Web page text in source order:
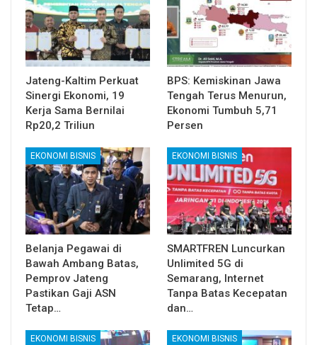
Jateng-Kaltim Perkuat
Sinergi Ekonomi, 19
Kerja Sama Bernilai
Rp20,2 Triliun
BPS: Kemiskinan Jawa
Tengah Terus Menurun,
Ekonomi Tumbuh 5,71
Persen
EKONOMI BISNIS
Belanja Pegawai di
Bawah Ambang Batas,
Pemprov Jateng
Pastikan Gaji ASN
Tetap…
EKONOMI BISNIS
SMARTFREN Luncurkan
Unlimited 5G di
Semarang, Internet
Tanpa Batas Kecepatan
dan…
EKONOMI BISNIS EKONOMI BISNIS